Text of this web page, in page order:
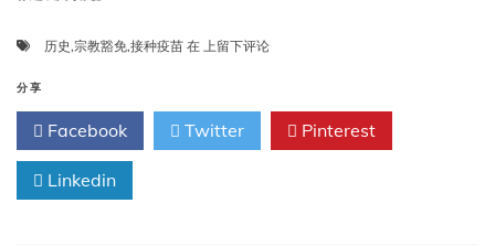
历史,宗教豁免,接种疫苗 在 信
律
与
针
上留下评论
分享
Facebook Twitter Pinterest
Linkedin